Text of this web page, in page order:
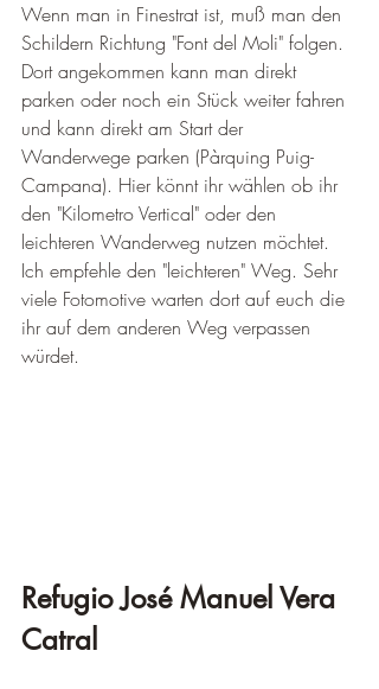
Wenn man in Finestrat ist, muß man den
Schildern Richtung "Font del Moli" folgen.
Dort angekommen kann man direkt
parken oder noch ein Stück weiter fahren
und kann direkt am Start der
Wanderwege parken (Pàrquing Puig-
Campana). Hier könnt ihr wählen ob ihr
den "Kilometro Vertical" oder den
leichteren Wanderweg nutzen möchtet.
Ich empfehle den "leichteren" Weg. Sehr
viele Fotomotive warten dort auf euch die
ihr auf dem anderen Weg verpassen
würdet.
Refugio José Manuel Vera
Catral